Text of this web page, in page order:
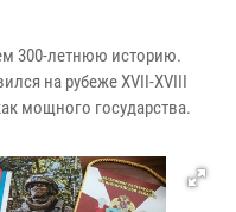
300-летнюю историю.
на рубеже XVII-XVIII
мощного государства.